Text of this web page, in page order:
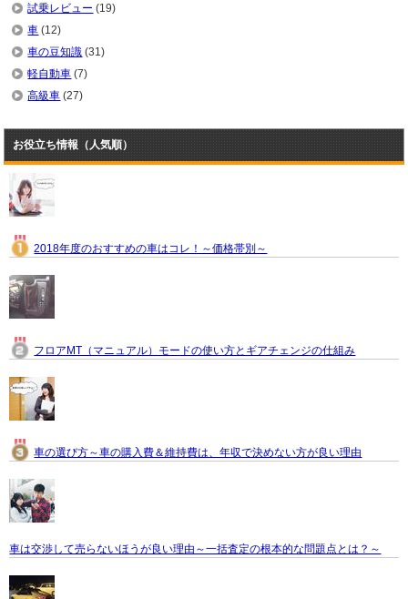
試乗レビュー (19)
車 (12)
車の豆知識 (31)
軽自動車 (7)
高級車 (27)
お役立ち情報（人気順）
2018年度のおすすめの車はコレ！～価格帯別～
フロアMT（マニュアル）モードの使い方とギアチェンジの仕組み
車の選び方～車の購入費＆維持費は、年収で決めない方が良い理由
車は交渉して売らないほうが良い理由～一括査定の根本的な問題点とは？～